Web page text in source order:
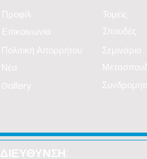
Προφίλ Τομείς
Επικοινωνία
Σπουδές
Πολιτική Απορρήτου
Σεμινάρια
Νέα
Gallery
ΔΙΕΥΘΥΝΣΗ: